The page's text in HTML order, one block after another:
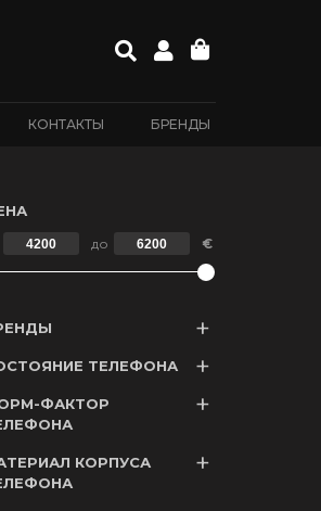
КОНТАКТЫ БРЕНДЫ
до €
ТЕЛЕФОНА
ФАКТОР
КОРПУСА